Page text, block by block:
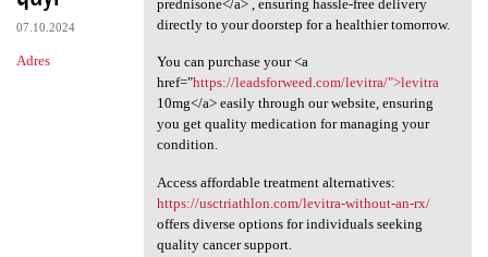
07.10.2024
Adres
prednisone</a> , ensuring hassle-free delivery
directly to your doorstep for a healthier tomorrow.
You can purchase your <a
href="https://leadsforweed.com/levitra/">levitra
10mg</a> easily through our website, ensuring
you get quality medication for managing your
condition.
Access affordable treatment alternatives:
https://usctriathlon.com/levitra-without-an-rx/
offers diverse options for individuals seeking
quality cancer support.